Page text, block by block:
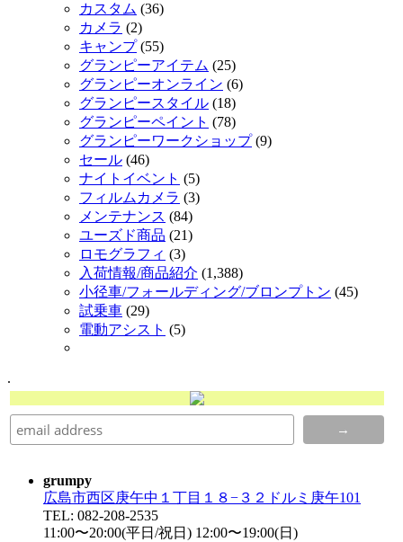
カスタム (36)
カメラ (2)
キャンプ(55)
グランピーアイテム (25)
グランピーオンライン (6)
グランピースタイル (18)
グランピーペイント (78)
グランピーワークショップ(9)
セール (46)
ナイトイベント (5)
フィルムカメラ (3)
メンテナンス (84)
ユーズド商品 (21)
ロモグラフィ (3)
入荷情報/商品紹介 (1,388)
小径車/フォールディング/ブロンプトン (45)
試乗車 (29)
電動アシスト (5)
.
grumpy
広島市西区庚午中１丁目１８−３２ドルミ庚午101
TEL: 082-208-2535
11:00〜20:00(平日/祝日) 12:00〜19:00(日)